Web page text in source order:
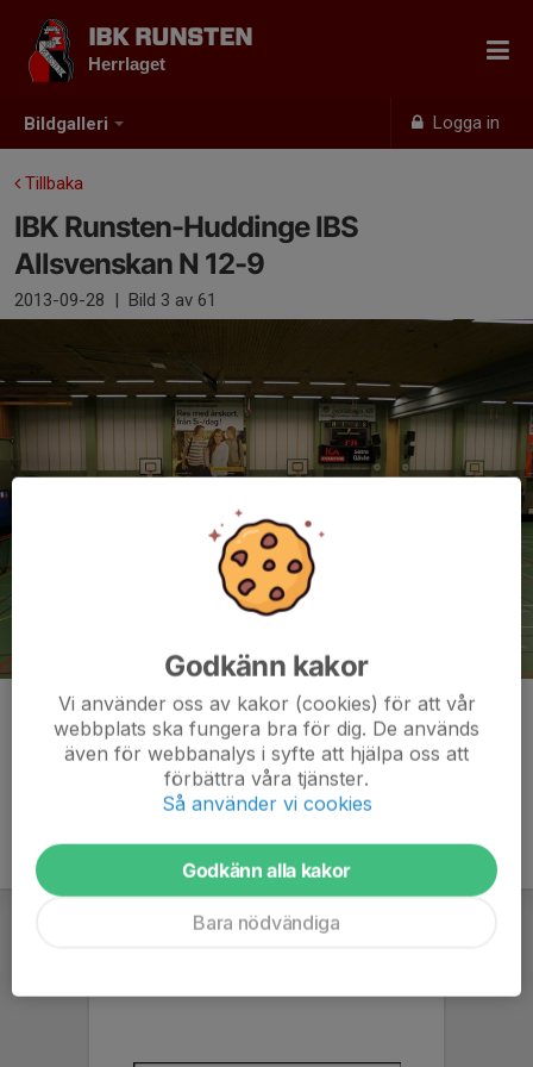
Bildgalleri Logga in
IBK RUNSTEN
Herrlaget
Tillbaka
IBK Runsten-Huddinge IBS
Allsvenskan N 12-9
2013-09-28 | Bild 3 av 61
Kommentarer
Godkänn kakor
Vi använder oss av kakor (cookies) för att vår
webbplats ska fungera bra för dig. De används
även för webbanalys i syfte att hjälpa oss att
förbättra våra tjänster.
Så använder vi cookies
Godkänn alla kakor
Bara nödvändiga